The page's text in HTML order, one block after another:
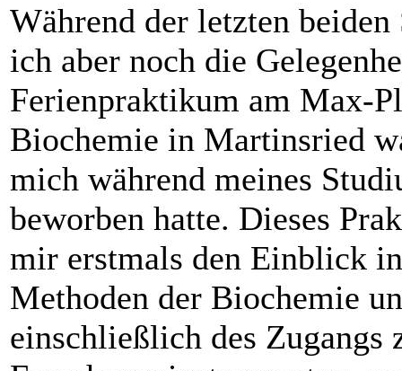
Während der letzten beiden
ich aber noch die
Ferienprakti­kum am Max-
Biochemie in Martinsried
mich während meines
beworben hatte. Dieses
mir erstmals den Einblick
Methoden der Biochemie
einschließlich des Zugangs